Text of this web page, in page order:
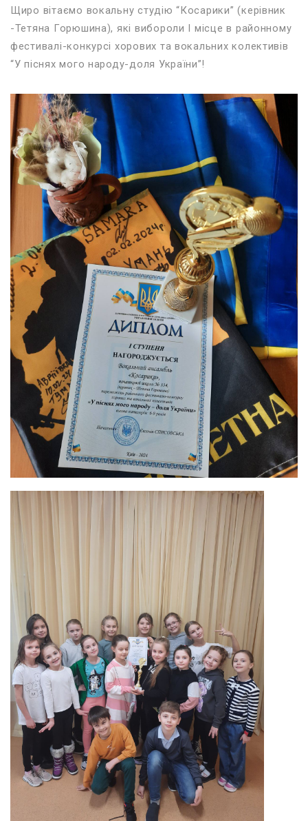
Щиро вітаємо вокальну студію “Косарики” (керівник
-Тетяна Горюшина), які вибороли І місце в районному
фестивалі-конкурсі хорових та вокальних колективів
“У піснях мого народу-доля України”!